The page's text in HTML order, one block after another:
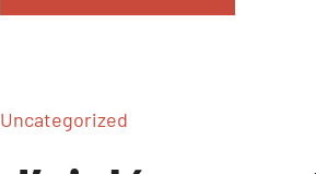
Uncategorized